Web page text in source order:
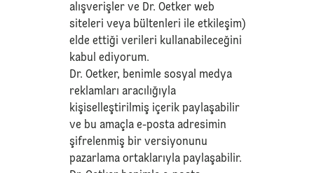
alışverişler ve Dr. Oetker web
siteleri veya bültenleri ile etkileşim)
elde ettiği verileri kullanabileceğini
kabul ediyorum.
Dr. Oetker, benimle sosyal medya
reklamları aracılığıyla
kişiselleştirilmiş içerik paylaşabilir
ve bu amaçla e-posta adresimin
şifrelenmiş bir versiyonunu
pazarlama ortaklarıyla paylaşabilir.